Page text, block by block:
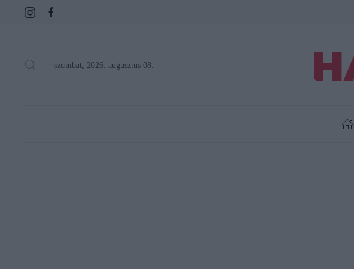
szombat, 2026. augusztus 08.